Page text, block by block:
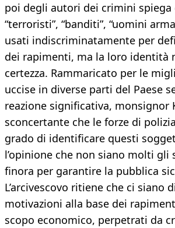
poi degli autori dei crimini
“terroristi”, “banditi”, “uomini
usati indiscriminatamente per
dei rapimenti, ma la loro identità
certezza. Rammaricato per le
uccise in diverse parti del Paese
reazione significativa, monsignor
sconcertante che le forze di
grado di identificare questi
l’opinione che non siano molti gli
finora per garantire la pubblica
L’arcivescovo ritiene che ci siano
motivazioni alla base dei
scopo economico, perpetrati da